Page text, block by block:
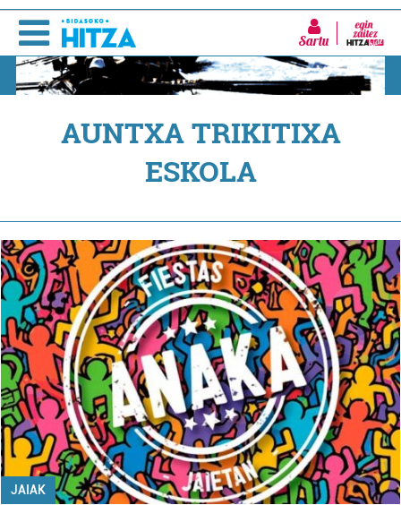
Sartu
AUNTXA TRIKITIXA
ESKOLA
JAIAK